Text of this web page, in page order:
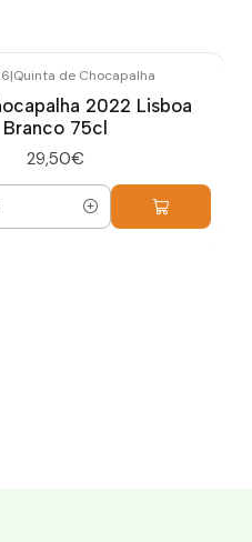
|Quinta de Chocapalha
2022 Lisboa
Branco 75cl
29,50€